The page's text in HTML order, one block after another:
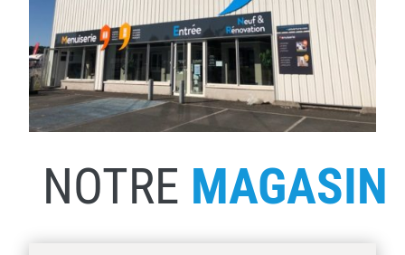
NOTRE MAGASIN